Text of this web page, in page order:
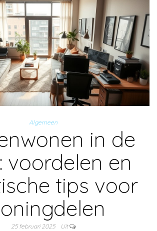
Algemeen
in de
voordelen en
tips voor
25 februari 2025 Uit